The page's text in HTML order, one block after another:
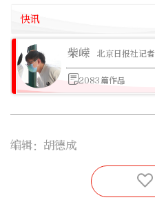
快讯
柴嵘 北京日报社记者
2083篇作品
编辑：胡德成